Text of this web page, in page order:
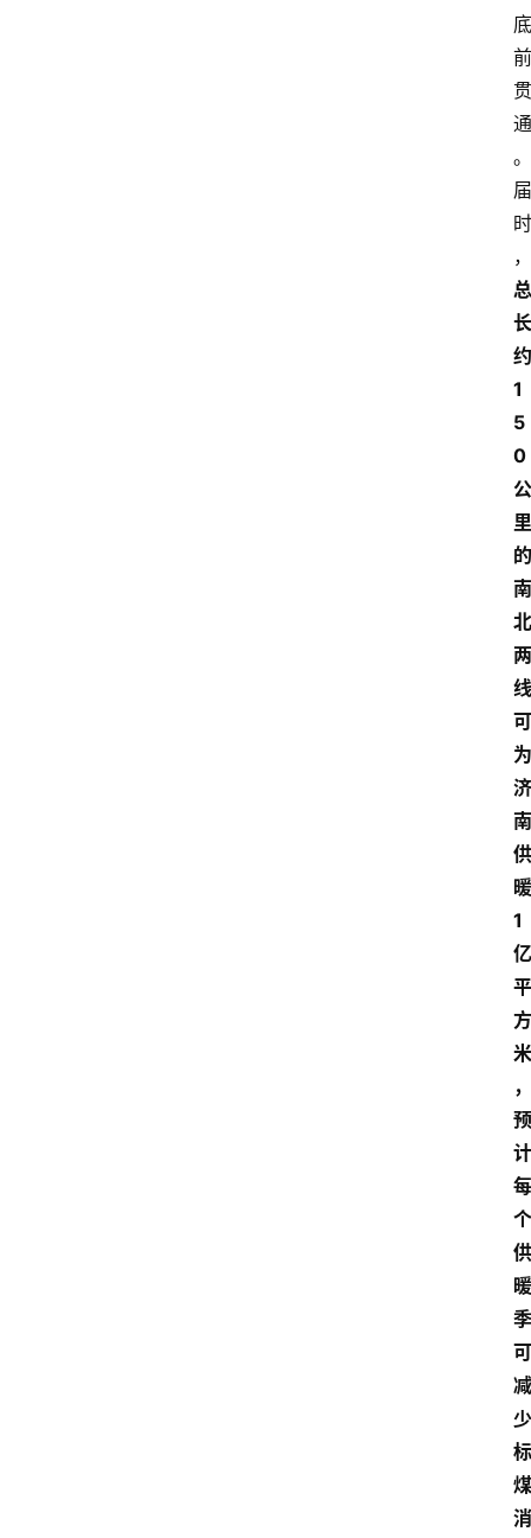
底
前
贯
通
。
届
时
，
总
长
约
1
5
0
公
里
的
南
北
两
线
可
为
济
南
供
暖
1
亿
平
方
米
，
预
计
每
个
供
暖
季
可
减
少
标
煤
消